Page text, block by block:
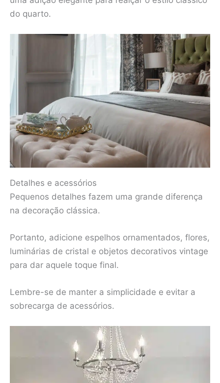
do quarto.
Detalhes e acessórios
Pequenos detalhes fazem uma grande diferença
na decoração clássica.
Portanto, adicione espelhos ornamentados, flores,
luminárias de cristal e objetos decorativos vintage
para dar aquele toque final.
Lembre-se de manter a simplicidade e evitar a
sobrecarga de acessórios.